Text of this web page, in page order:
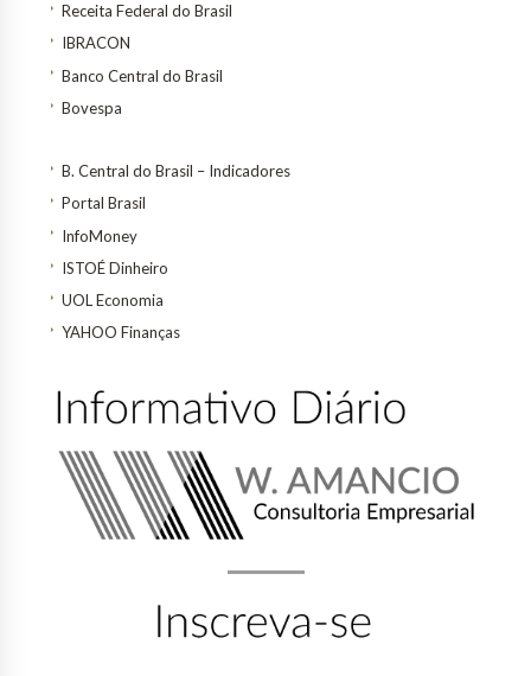
Receita Federal do Brasil
IBRACON
Banco Central do Brasil
Bovespa
B. Central do Brasil – Indicadores
Portal Brasil
InfoMoney
ISTOÉ Dinheiro
UOL Economia
YAHOO Finanças